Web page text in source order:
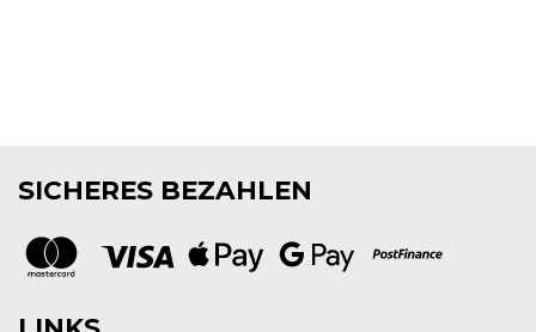
SICHERES BEZAHLEN